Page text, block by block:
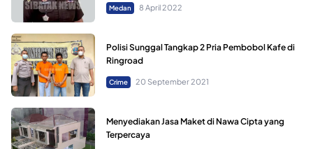
Medan 8 April 2022
Polisi Sunggal Tangkap 2 Pria Pembobol Kafe di
Ringroad
Crime 20 September 2021
Menyediakan Jasa Maket di Nawa Cipta yang
Terpercaya